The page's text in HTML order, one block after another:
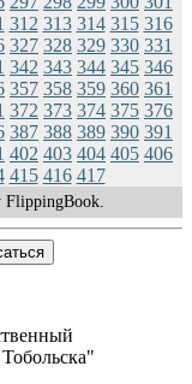
312 313 314 315 316
327 328 329 330 331
342 343 344 345 346
357 358 359 360 361
372 373 374 375 376
387 388 389 390 391
402 403 404 405 406
415 416 417
FlippingBook.